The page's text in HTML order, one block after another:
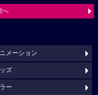
へ
メーション
ズ
ー